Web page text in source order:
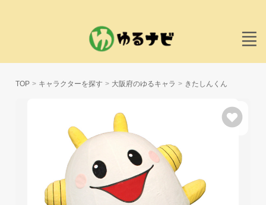
TOP キャラクターを探す 大阪府のゆるキャラ きたしんくん